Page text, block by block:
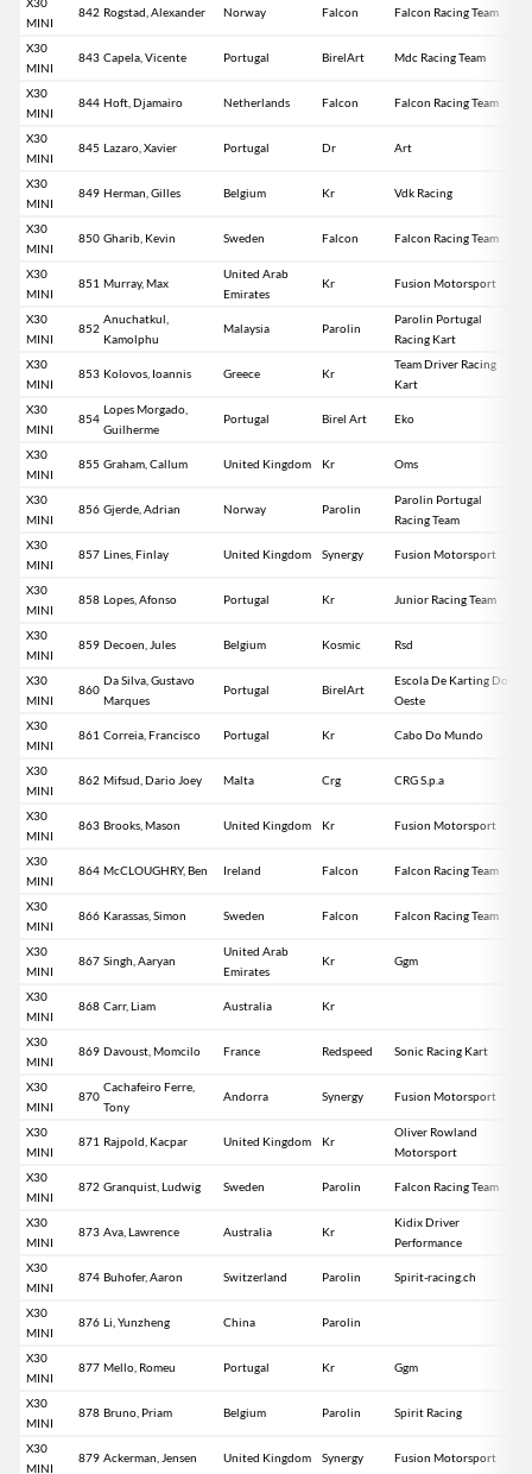
MINI
842 Rogstad, Alexander Norway Falcon Falcon Racing Team
X30
MINI
843 Capela, Vicente Portugal BirelArt Mdc Racing Team
X30
MINI
844 Hoft, Djamairo Netherlands Falcon Falcon Racing Team
X30
MINI
845 Lazaro, Xavier Portugal Dr Art
X30
MINI
849 Herman, Gilles Belgium Kr Vdk Racing
X30
MINI
850 Gharib, Kevin Sweden Falcon Falcon Racing Team
X30
MINI
851 Murray, Max
United Arab
Emirates
Kr Fusion Motorsport
X30
MINI
852
Anuchatkul,
Kamolphu
Malaysia Parolin
Parolin Portugal
Racing Kart
X30
MINI
853 Kolovos, Ioannis Greece Kr
Team Driver Racing
Kart
X30
MINI
854
Lopes Morgado,
Guilherme
Portugal Birel Art Eko
X30
MINI
855 Graham, Callum United Kingdom Kr Oms
X30
MINI
856 Gjerde, Adrian Norway Parolin
Parolin Portugal
Racing Team
X30
MINI
857 Lines, Finlay United Kingdom Synergy Fusion Motorsport
X30
MINI
858 Lopes, Afonso Portugal Kr Junior Racing Team
X30
MINI
859 Decoen, Jules Belgium Kosmic Rsd
X30
MINI
860
Da Silva, Gustavo
Marques
Portugal BirelArt
Escola De Karting Do
Oeste
X30
MINI
861 Correia, Francisco Portugal Kr Cabo Do Mundo
X30
MINI
862 Mifsud, Dario Joey Malta Crg CRG S.p.a
X30
MINI
863 Brooks, Mason United Kingdom Kr Fusion Motorsport
X30
MINI
864 McCLOUGHRY, Ben Ireland Falcon Falcon Racing Team
X30
MINI
866 Karassas, Simon Sweden Falcon Falcon Racing Team
X30
MINI
867 Singh, Aaryan
United Arab
Emirates
Kr Ggm
X30
MINI
868 Carr, Liam Australia Kr
X30
MINI
869 Davoust, Momcilo France Redspeed Sonic Racing Kart
X30
MINI
870
Cachafeiro Ferre,
Tony
Andorra Synergy Fusion Motorsport
X30
MINI
871 Rajpold, Kacpar United Kingdom Kr
Oliver Rowland
Motorsport
X30
MINI
872 Granquist, Ludwig Sweden Parolin Falcon Racing Team
X30
MINI
873 Ava, Lawrence Australia Kr
Kidix Driver
Performance
X30
MINI
874 Buhofer, Aaron Switzerland Parolin Spirit-racing.ch
X30
MINI
876 Li, Yunzheng China Parolin
X30
MINI
877 Mello, Romeu Portugal Kr Ggm
X30
MINI
878 Bruno, Priam Belgium Parolin Spirit Racing
X30
MINI
879 Ackerman, Jensen United Kingdom Synergy Fusion Motorsport